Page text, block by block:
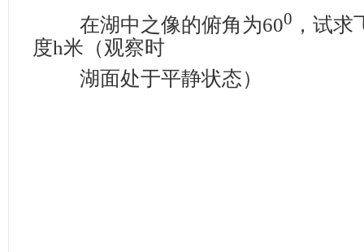
在湖中之像的俯角为600 ，试
度h米（观察时
湖面处于平静状态）